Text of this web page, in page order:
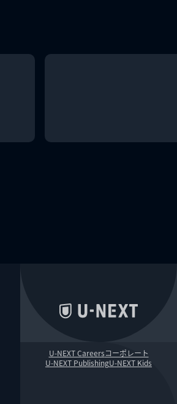
U-NEXT Careersコーポレート
U-NEXT PublishingU-NEXT Kids